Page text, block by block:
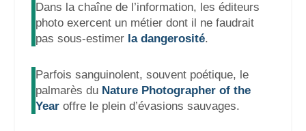
Dans la chaîne de l’information, les éditeurs
photo exercent un métier dont il ne faudrait
pas sous-estimer la dangerosité.
Parfois sanguinolent, souvent poétique, le
palmarès du Nature Photographer of the
Year offre le plein d’évasions sauvages.